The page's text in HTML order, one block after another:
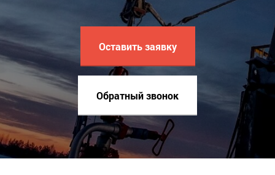
Оставить заявку
Обратный звонок